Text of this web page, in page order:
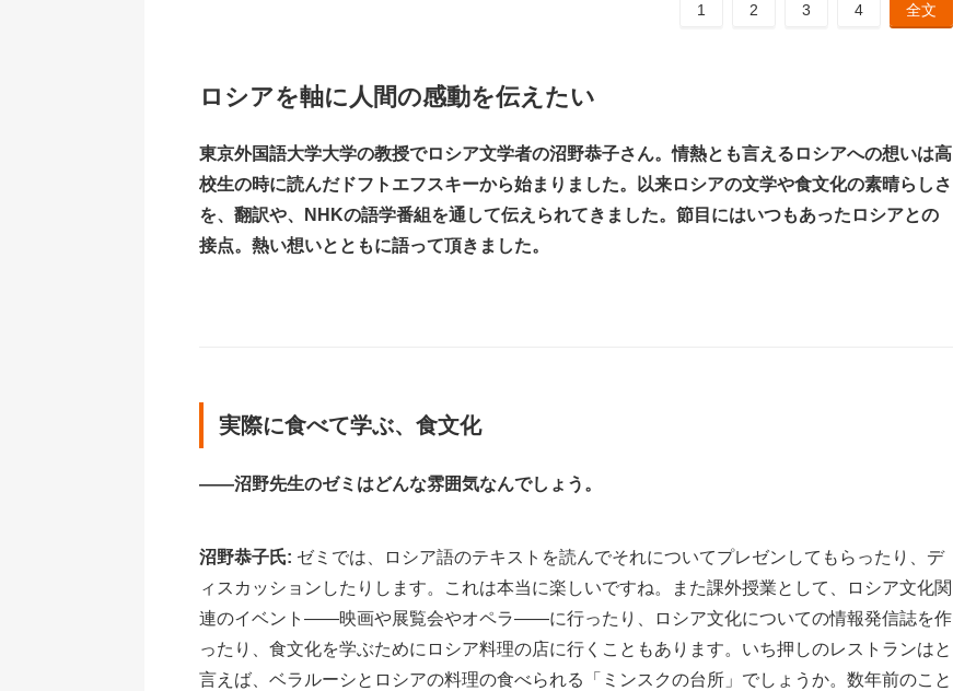
1 2 3 4 全文
ロシアを軸に人間の感動を伝えたい
東京外国語大学大学の教授でロシア文学者の沼野恭子さん。情熱とも言えるロシアへの想いは高
校生の時に読んだドフトエフスキーから始まりました。以来ロシアの文学や食文化の素晴らしさ
を、翻訳や、NHKの語学番組を通して伝えられてきました。節目にはいつもあったロシアとの
接点。熱い想いとともに語って頂きました。
実際に食べて学ぶ、食文化
――沼野先生のゼミはどんな雰囲気なんでしょう。
沼野恭子氏: ゼミでは、ロシア語のテキストを読んでそれについてプレゼンしてもらったり、デ
ィスカッションしたりします。これは本当に楽しいですね。また課外授業として、ロシア文化関
連のイベント――映画や展覧会やオペラ――に行ったり、ロシア文化についての情報発信誌を作
ったり、食文化を学ぶためにロシア料理の店に行くこともあります。いち押しのレストランはと
言えば、ベラルーシとロシアの料理の食べられる「ミンスクの台所」でしょうか。数年前のこと